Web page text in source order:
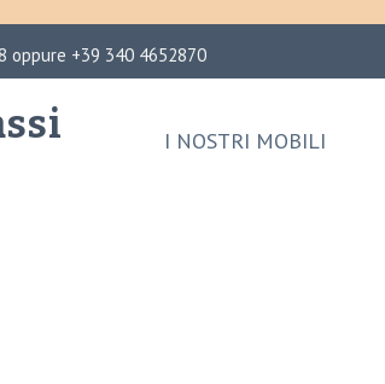
oppure +39 340 4652870
I NOSTRI MOBILI